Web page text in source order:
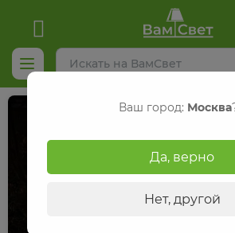
Ваш город: Москва
Да, верно
Нет, другой